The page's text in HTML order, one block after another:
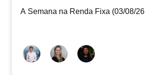
A Semana na Renda Fixa (03/08/